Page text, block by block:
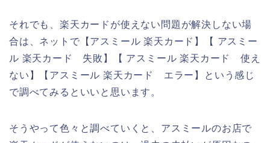
それでも、楽天カードが使えない問題が解決しない場
合は、ネットで【アスミール 楽天カード】【 アスミー
ル 楽天カード 失敗】【 アスミール 楽天カード 使え
ない】【アスミール 楽天カード エラー】という感じ
で調べてみるといいと思います。
そうやって色々と調べていくと、アスミールのお店で